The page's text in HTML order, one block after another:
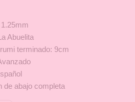
Abuelita
terminado: 9cm
de abajo completa